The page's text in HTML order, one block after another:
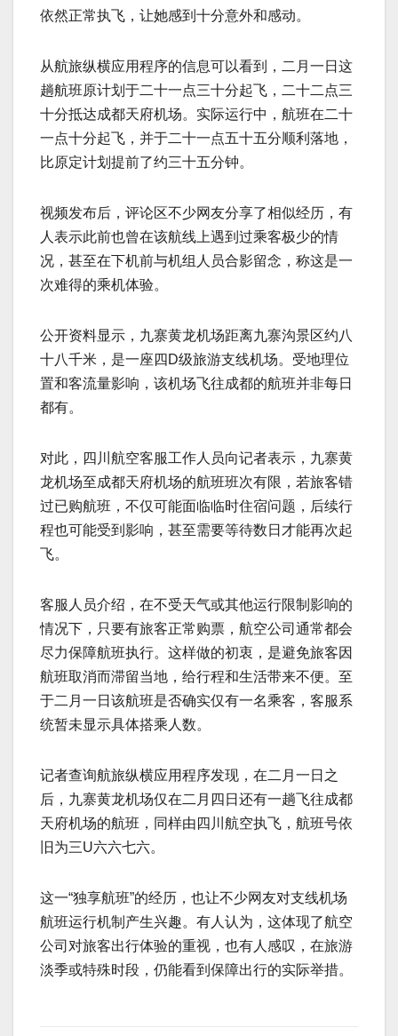
依然正常执飞，让她感到十分意外和感动。
从航旅纵横应用程序的信息可以看到，二月一日这
趟航班原计划于二十一点三十分起飞，二十二点三
十分抵达成都天府机场。实际运行中，航班在二十
一点十分起飞，并于二十一点五十五分顺利落地，
比原定计划提前了约三十五分钟。
视频发布后，评论区不少网友分享了相似经历，有
人表示此前也曾在该航线上遇到过乘客极少的情
况，甚至在下机前与机组人员合影留念，称这是一
次难得的乘机体验。
公开资料显示，九寨黄龙机场距离九寨沟景区约八
十八千米，是一座四D级旅游支线机场。受地理位
置和客流量影响，该机场飞往成都的航班并非每日
都有。
对此，四川航空客服工作人员向记者表示，九寨黄
龙机场至成都天府机场的航班班次有限，若旅客错
过已购航班，不仅可能面临临时住宿问题，后续行
程也可能受到影响，甚至需要等待数日才能再次起
飞。
客服人员介绍，在不受天气或其他运行限制影响的
情况下，只要有旅客正常购票，航空公司通常都会
尽力保障航班执行。这样做的初衷，是避免旅客因
航班取消而滞留当地，给行程和生活带来不便。至
于二月一日该航班是否确实仅有一名乘客，客服系
统暂未显示具体搭乘人数。
记者查询航旅纵横应用程序发现，在二月一日之
后，九寨黄龙机场仅在二月四日还有一趟飞往成都
天府机场的航班，同样由四川航空执飞，航班号依
旧为三U六六七六。
这一“独享航班”的经历，也让不少网友对支线机场
航班运行机制产生兴趣。有人认为，这体现了航空
公司对旅客出行体验的重视，也有人感叹，在旅游
淡季或特殊时段，仍能看到保障出行的实际举措。